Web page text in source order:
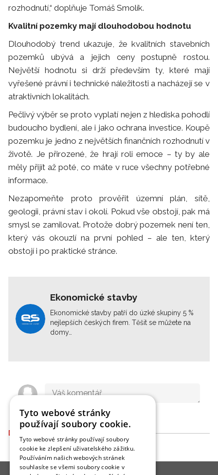
rozhodnutí,“ doplňuje Tomáš Smolík.
Kvalitní pozemky mají dlouhodobou hodnotu
Dlouhodobý trend ukazuje, že kvalitních stavebních
pozemků ubývá a jejich ceny postupně rostou.
Největší hodnotu si drží především ty, které mají
vyřešené právní i technické náležitosti a nacházejí se v
atraktivních lokalitách.
Pečlivý výběr se proto vyplatí nejen z hlediska pohodlí
budoucího bydlení, ale i jako ochrana investice. Koupě
pozemku je jedno z největších finančních rozhodnutí v
životě. Je přirozené, že hrají roli emoce – ty by ale
měly přijít až poté, co máte v ruce všechny potřebné
informace.
Nezapomeňte proto prověřit územní plán, sítě,
geologii, právní stav i okolí. Pokud vše obstojí, pak má
smysl se zamilovat. Protože dobrý pozemek není ten,
který vás okouzlí na první pohled – ale ten, který
obstojí i po praktické stránce.
Ekonomické stavby
Ekonomické stavby patří do úzké skupiny 5 %
nejlepších českých firem. Těšit se můžete na
domy…
DALŠÍ ČLÁNKY
Tyto webové stránky
používají soubory cookie.
Tyto webové stránky používají soubory
cookie ke zlepšení uživatelského zážitku.
Používáním našich webových stránek
souhlasíte se všemi soubory cookie v